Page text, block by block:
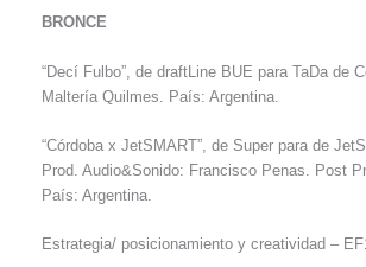
BRONCE
“Decí Fulbo”, de draftLine BUE para TaDa de
Maltería Quilmes. País: Argentina.
“Córdoba x JetSMART”, de Super para de
Prod. Audio&Sonido: Francisco Penas. Post
País: Argentina.
Estrategia/ posicionamiento y creatividad –